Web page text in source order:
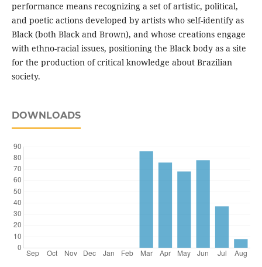
performance means recognizing a set of artistic, political,
and poetic actions developed by artists who self-identify as
Black (both Black and Brown), and whose creations engage
with ethno-racial issues, positioning the Black body as a site
for the production of critical knowledge about Brazilian
society.
DOWNLOADS